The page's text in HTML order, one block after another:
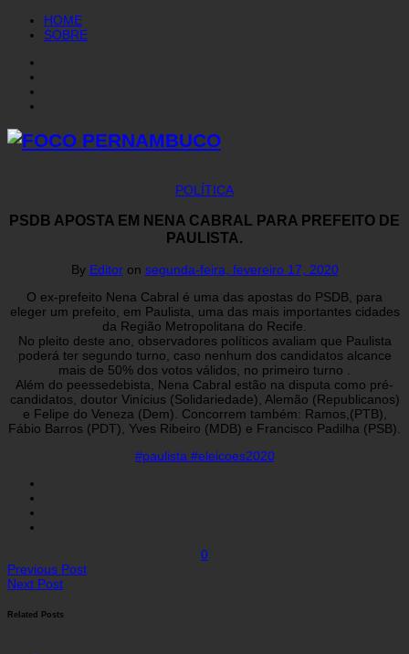
HOME
SOBRE
POLÍTICA
PSDB APOSTA EM NENA CABRAL PARA PREFEITO DE
PAULISTA.
By Editor on segunda-feira, fevereiro 17, 2020
O ex-prefeito Nena Cabral é uma das apostas do PSDB, para
eleger um prefeito, em Paulista, uma das mais importantes cidades
da Região Metropolitana do Recife.
No pleito deste ano, observadores políticos avaliam que Paulista
poderá ter segundo turno, caso nenhum dos candidatos alcance
mais de 50% dos votos válidos, no primeiro turno .
Além do peessedebista, Nena Cabral estão na disputa como pré-
candidatos, doutor Vinícius (Solidariedade), Alemão (Republicanos)
e Felipe do Veneza (Dem). Concorrem também: Ramos,(PTB),
Fábio Barros (PDT), Yves Ribeiro (MDB) e Francisco Padilha (PSB).
#paulista #eleicoes2020
0
Previous Post
Next Post
Related Posts